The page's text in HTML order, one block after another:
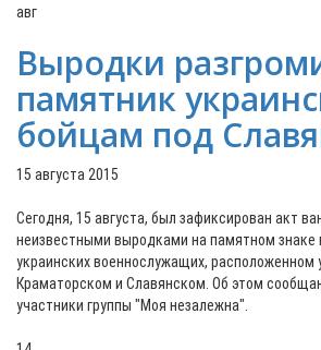
авг
Выродки
памятник
бойцам под
15 августа 2015
Сегодня, 15 августа, был зафиксирован акт
неизвестными выродками на памятном знаке
украинских военнослужащих,
Краматорском и Славянском. Об этом
участники группы "Моя незалежна".